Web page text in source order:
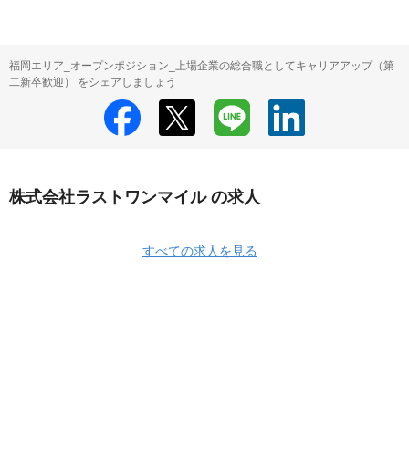
福岡エリア_オープンポジション_上場企業の総合職としてキャリアアップ（第
二新卒歓迎） をシェアしましょう
株式会社ラストワンマイル の求人
すべての求人を見る